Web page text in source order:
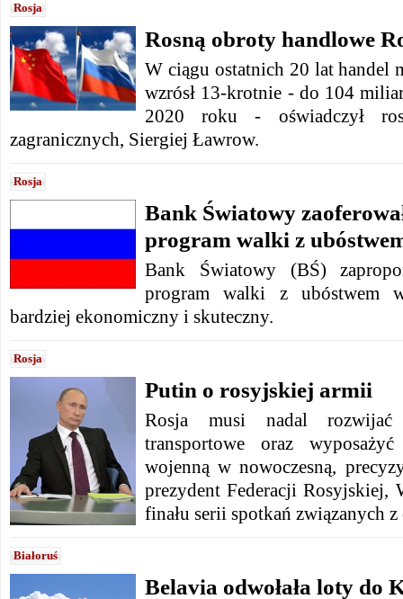
Rosja
Rosną obroty handlowe
W ciągu ostatnich 20 lat handel
wzrósł 13-krotnie - do 104
2020 roku - oświadczył
zagranicznych, Siergiej Ławrow.
Rosja
Bank Światowy
program walki z
Bank Światowy (BŚ)
program walki z ubóstwem
bardziej ekonomiczny i skuteczny.
Rosja
Putin o rosyjskiej armii
Rosja musi nadal rozwijać
transportowe oraz
wojenną w nowoczesną,
prezydent Federacji Rosyjskiej,
finału serii spotkań związanych
Białoruś
Belavia odwołała loty do